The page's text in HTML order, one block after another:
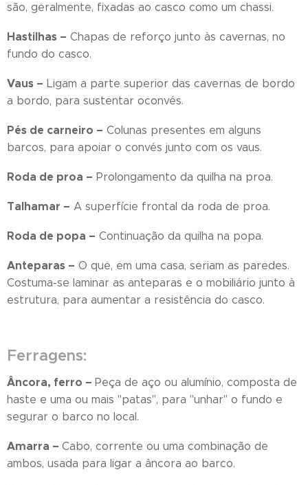
são, geralmente, fixadas ao casco como um chassi.
Hastilhas – Chapas de reforço junto às cavernas, no
fundo do casco.
Vaus – Ligam a parte superior das cavernas de bordo
a bordo, para sustentar oconvés.
Pés de carneiro – Colunas presentes em alguns
barcos, para apoiar o convés junto com os vaus.
Roda de proa – Prolongamento da quilha na proa.
Talhamar – A superfície frontal da roda de proa.
Roda de popa – Continuação da quilha na popa.
Anteparas – O que, em uma casa, seriam as paredes.
Costuma-se laminar as anteparas e o mobiliário junto à
estrutura, para aumentar a resistência do casco.
Ferragens:
Âncora, ferro – Peça de aço ou alumínio, composta de
haste e uma ou mais "patas", para "unhar" o fundo e
segurar o barco no local.
Amarra – Cabo, corrente ou uma combinação de
ambos, usada para ligar a âncora ao barco.